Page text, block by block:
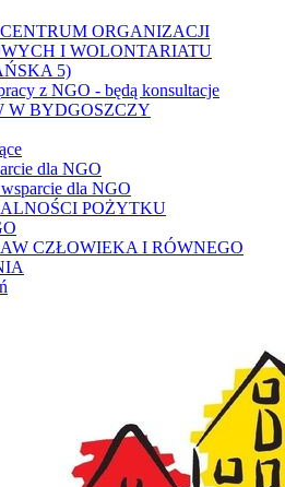
ORGANIZACJI
I WOLONTARIATU
5)
z NGO - będą konsultacje
W BYDGOSZCZY
dla NGO
dla NGO
POŻYTKU
CZŁOWIEKA I RÓWNEGO